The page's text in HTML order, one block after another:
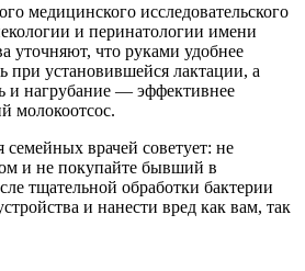
медицинского исследовательского
и перинатологии имени
уточняют, что руками удобнее
при установившейся лактации, а
и нагрубание — эффективнее
молокоотсос.
врачей советует: не
и не покупайте бывший в
тщательной обработки бактерии
и нанести вред как вам, так